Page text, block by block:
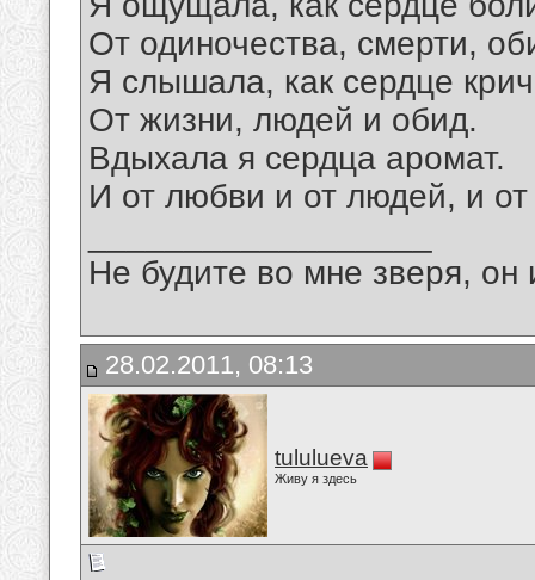
От одиночества, смерти,
Я слышала, как сердце
От жизни, людей и обид.
Вдыхала я сердца аромат.
И от любви и от людей, и
Не будите во мне зверя, он
28.02.2011, 08:13
tululueva
Живу я здесь